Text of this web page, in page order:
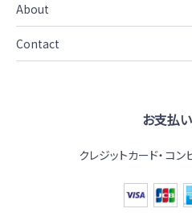
About
Contact
お支払
クレジットカード コン